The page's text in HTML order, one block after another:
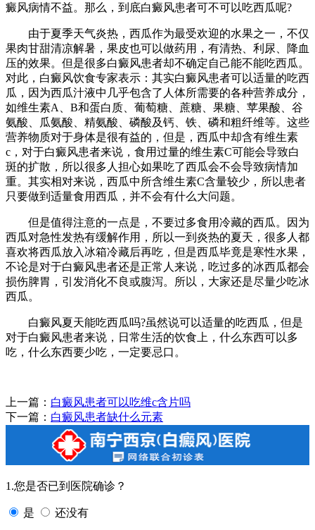
癜风病情不益。那么，到底白癜风患者可不可以吃西瓜呢?
由于夏季天气炎热，西瓜作为最受欢迎的水果之一，不仅
果肉甘甜清凉解暑，果皮也可以做药用，有清热、利尿、降血
压的效果。但是很多白癜风患者却不确定自己能不能吃西瓜。
对此，白癜风饮食专家表示：其实白癜风患者可以适量的吃西
瓜，因为西瓜汁液中几乎包含了人体所需要的各种营养成分，
如维生素A、B和蛋白质、葡萄糖、蔗糖、果糖、苹果酸、谷
氨酸、瓜氨酸、精氨酸、磷酸及钙、铁、磷和粗纤维等。这些
营养物质对于身体是很有益的，但是，西瓜中却含有维生素
c，对于白癜风患者来说，食用过量的维生素C可能会导致白
斑的扩散，所以很多人担心如果吃了西瓜会不会导致病情加
重。其实相对来说，西瓜中所含维生素C含量较少，所以患者
只要做到适量食用西瓜，并不会有什么大问题。
但是值得注意的一点是，不要过多食用冷藏的西瓜。因为
西瓜对急性发热有缓解作用，所以一到炎热的夏天，很多人都
喜欢将西瓜放入冰箱冷藏后再吃，但是西瓜毕竟是寒性水果，
不论是对于白癜风患者还是正常人来说，吃过多的冰西瓜都会
损伤脾胃，引发消化不良或腹泻。所以，大家还是尽量少吃冰
西瓜。
白癜风夏天能吃西瓜吗?虽然说可以适量的吃西瓜，但是
对于白癜风患者来说，日常生活的饮食上，什么东西可以多
吃，什么东西要少吃，一定要忌口。
上一篇： 白癜风患者可以吃维c含片吗
下一篇： 白癜风患者缺什么元素
1.您是否已到医院确诊？
是 还没有